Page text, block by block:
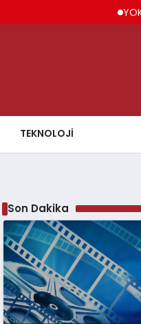
YOK
TEKNOLOJI
Son Dakika